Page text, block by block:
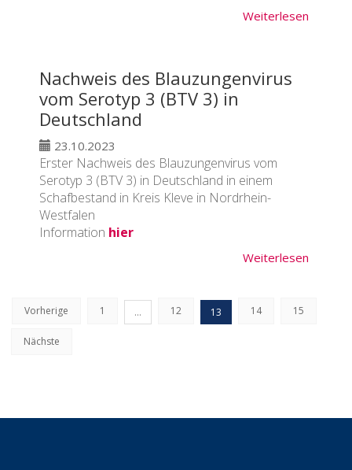
Weiterlesen
Nachweis des Blauzungenvirus
vom Serotyp 3 (BTV 3) in
Deutschland
23.10.2023
Erster Nachweis des Blauzungenvirus vom
Serotyp 3 (BTV 3) in Deutschland in einem
Schafbestand in Kreis Kleve in Nordrhein-
Westfalen
Information hier
Weiterlesen
Vorherige 1 … 12 13 14 15
Nächste